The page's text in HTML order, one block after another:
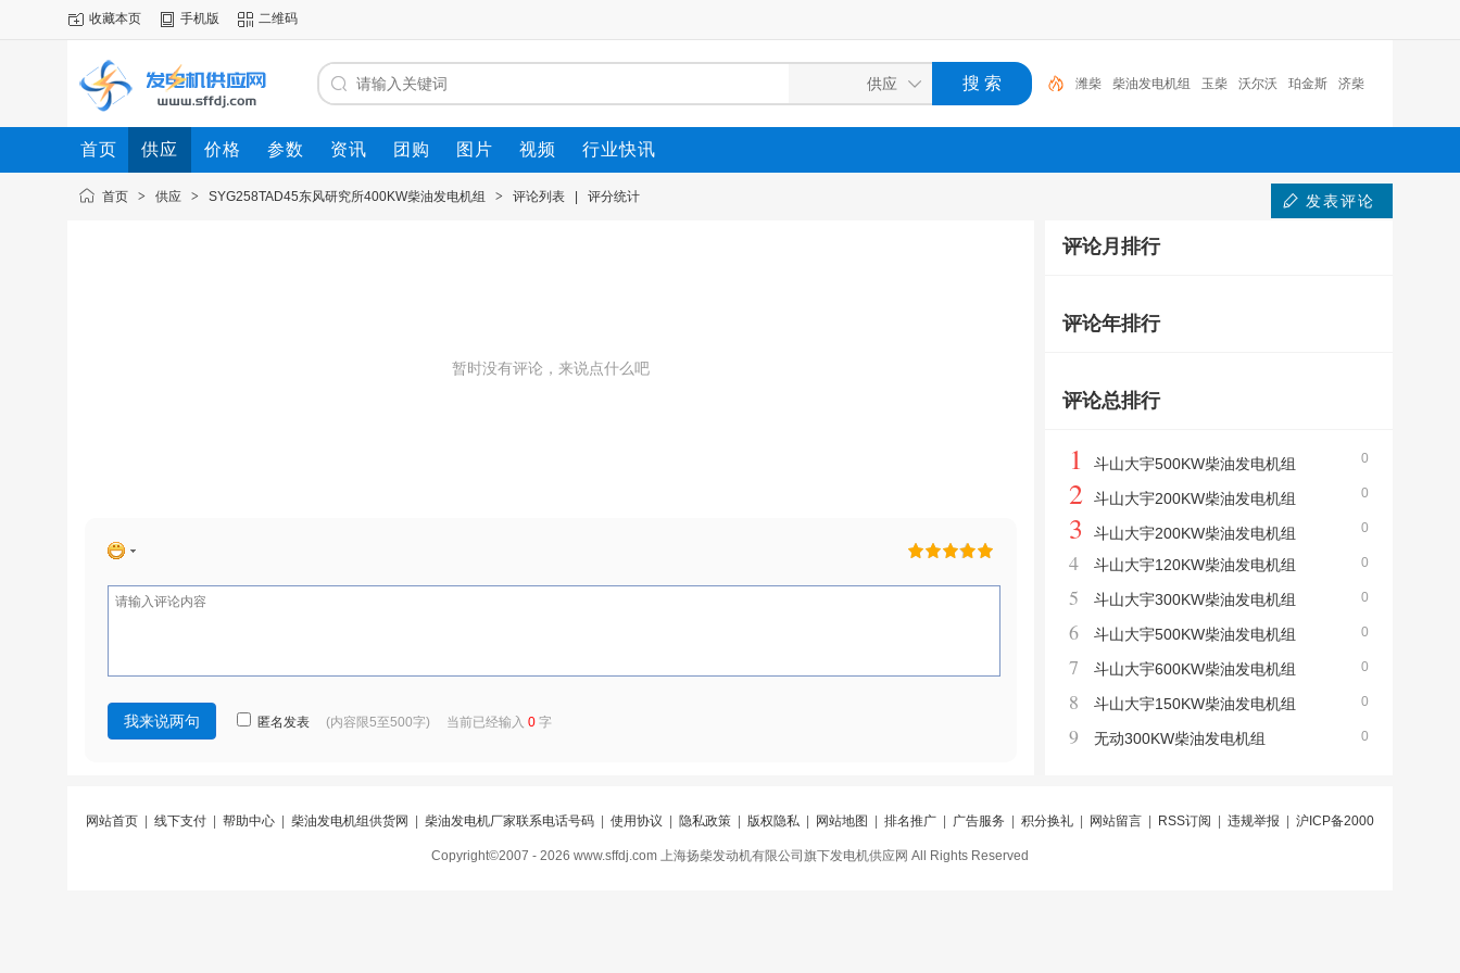
收藏本页 手机版 二维码
潍柴 柴油发电机组 玉柴 沃尔沃 珀金斯 济柴
科克 潍柴道依茨 电机 发电机
首页 供应 价格 参数 资讯 团购 图片 视频 行业快讯
发表评论
首页 > 供应 > SYG258TAD45东风研究所400KW柴油发电机组 > 评论列表 评分统计
暂时没有评论，来说点什么吧
匿名发表 (内容限5至500字) 当前已经输入 0 字
评论月排行
评论年排行
评论总排行
0
1 斗山大宇500KW柴油发电机组
0
2 斗山大宇200KW柴油发电机组
0
3 斗山大宇200KW柴油发电机组
0
4 斗山大宇120KW柴油发电机组
0
5 斗山大宇300KW柴油发电机组
0
6 斗山大宇500KW柴油发电机组
0
7 斗山大宇600KW柴油发电机组
0
8 斗山大宇150KW柴油发电机组
0
9 无动300KW柴油发电机组
网站首页 线下支付 帮助中心 柴油发电机组供货网 柴油发电机厂家联系电话号码 使用协议 隐私政策 版权隐私 网站地图 排名推广 广告服务 积分换礼 网站留言 RSS订阅 违规举报 沪ICP备2000
7981号
Copyright©2007 - 2026 www.sffdj.com 上海扬柴发动机有限公司旗下发电机供应网 All Rights Reserved